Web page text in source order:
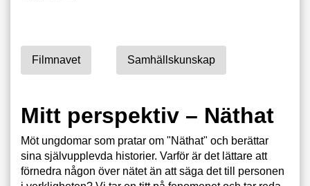
Filmnavet Samhällskunskap
Mitt perspektiv – Näthat
Möt ungdomar som pratar om "Näthat" och berättar
sina självupplevda historier. Varför är det lättare att
förnedra någon över nätet än att säga det till personen